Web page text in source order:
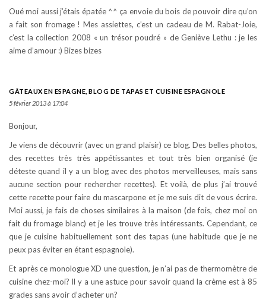
Oué moi aussi j’étais épatée ^^ ça envoie du bois de pouvoir dire qu’on
a fait son fromage ! Mes assiettes, c’est un cadeau de M. Rabat-Joie,
c’est la collection 2008 « un trésor poudré » de Geniève Lethu : je les
aime d’amour :) Bizes bizes
GÂTEAUX EN ESPAGNE, BLOG DE TAPAS ET CUISINE ESPAGNOLE
5 février 2013 à 17:04
Bonjour,
Je viens de découvrir (avec un grand plaisir) ce blog. Des belles photos,
des recettes très très appétissantes et tout très bien organisé (je
déteste quand il y a un blog avec des photos merveilleuses, mais sans
aucune section pour rechercher recettes). Et voilà, de plus j’ai trouvé
cette recette pour faire du mascarpone et je me suis dit de vous écrire.
Moi aussi, je fais de choses similaires à la maison (de fois, chez moi on
fait du fromage blanc) et je les trouve très intéressants. Cependant, ce
que je cuisine habituellement sont des tapas (une habitude que je ne
peux pas éviter en étant espagnole).
Et après ce monologue XD une question, je n’ai pas de thermomètre de
cuisine chez-moi? Il y a une astuce pour savoir quand la crème est à 85
grades sans avoir d’acheter un?